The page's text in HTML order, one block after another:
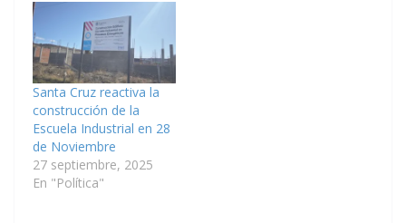
Santa Cruz reactiva la
construcción de la
Escuela Industrial en 28
de Noviembre
27 septiembre, 2025
En "Política"